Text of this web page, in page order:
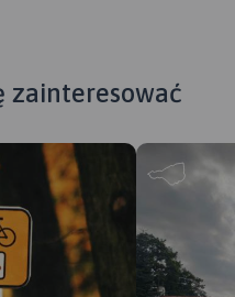
zainteresować